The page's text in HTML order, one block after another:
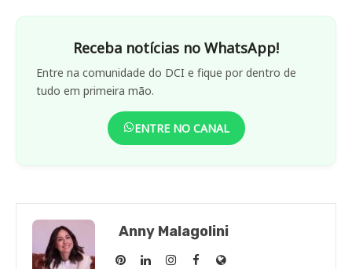
Receba notícias no WhatsApp!
Entre na comunidade do DCI e fique por dentro de
tudo em primeira mão.
ENTRE NO CANAL
Anny Malagolini
AnnyAnnyAnnyAnnySite